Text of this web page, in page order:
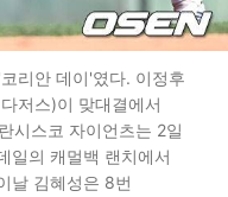
리안 데이'였다. 이정후
저스)이 맞대결에서
시스코 자이언츠는 2일
일의 캐멀백 랜치에서
날 김혜성은 8번